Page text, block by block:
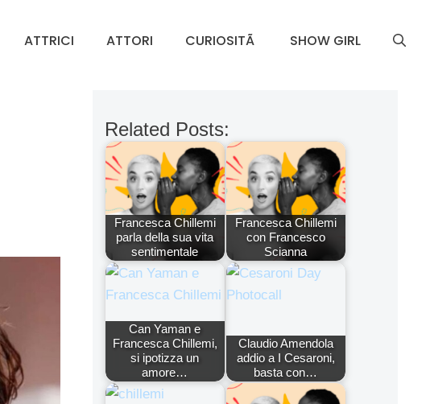
ATTRICI ATTORI CURIOSITÃ SHOW GIRL
Related Posts:
Francesca Chillemi
parla della sua vita
sentimentale
Francesca Chillemi
con Francesco
Scianna
Can Yaman e
Francesca Chillemi,
si ipotizza un
amore…
Claudio Amendola
addio a I Cesaroni,
basta con…